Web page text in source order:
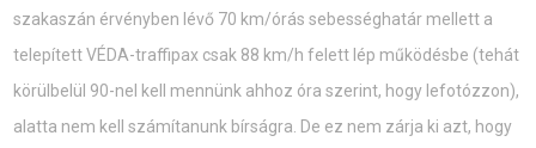
szakaszán érvényben lévő 70 km/órás sebességhatár mellett a
telepített VÉDA-traffipax csak 88 km/h felett lép működésbe (tehát
körülbelül 90-nel kell mennünk ahhoz óra szerint, hogy lefotózzon),
alatta nem kell számítanunk bírságra. De ez nem zárja ki azt, hogy